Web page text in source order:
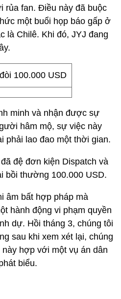
rủa fan. Điều này đã buộc
một buổi họp báo gấp ở
là Chilê. Khi đó, JYJ đang
minh và nhận được sự
hâm mộ, sự việc này
phải lao đao một thời gian.
đệ đơn kiện Dispatch và
bồi thường 100.000 USD.
âm bất hợp pháp mà
hành động vi phạm quyền
dự. Hồi tháng 3, chúng tôi
sau khi xem xét lại, chúng
hợp với một vụ án dân
biểu.